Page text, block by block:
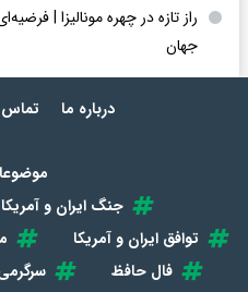
راز تازه در چهره مونالیزا |
جهان
درباره ما تماس
جنگ ایران و آمریکا
توافق ایران و آمریکا
فال حافظ